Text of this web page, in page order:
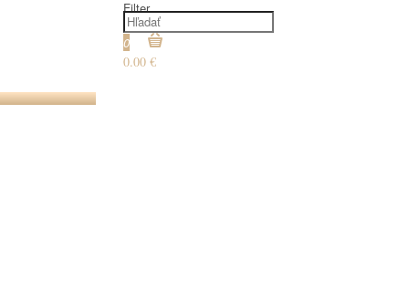
Filter
0
0.00 €